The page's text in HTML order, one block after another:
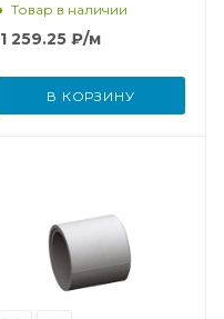
Товар в наличии
1 259.25₽/м
В КОРЗИНУ